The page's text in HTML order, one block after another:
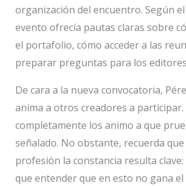
organización del encuentro. Según
evento ofrecía pautas claras sobre
el portafolio, cómo acceder a las
preparar preguntas para los
De cara a la nueva convocatoria,
anima a otros creadores a participar.
completamente los animo a que
señalado. No obstante, recuerda
profesión la constancia resulta
que entender que en esto no gana